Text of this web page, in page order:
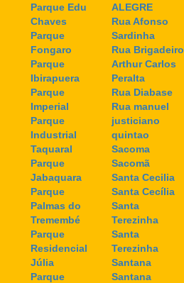
Parque Edu
Chaves
Parque
Fongaro
Parque
Ibirapuera
Parque
Imperial
Parque
Industrial
Taquaral
Parque
Jabaquara
Parque
Palmas do
Tremembé
Parque
Residencial
Júlia
Parque
ALEGRE
Rua Afonso
Sardinha
Rua Brigadeiro
Arthur Carlos
Peralta
Rua Diabase
Rua manuel
justiciano
quintao
Sacoma
Sacomã
Santa Cecilia
Santa Cecília
Santa
Terezinha
Santa
Terezinha
Santana
Santana